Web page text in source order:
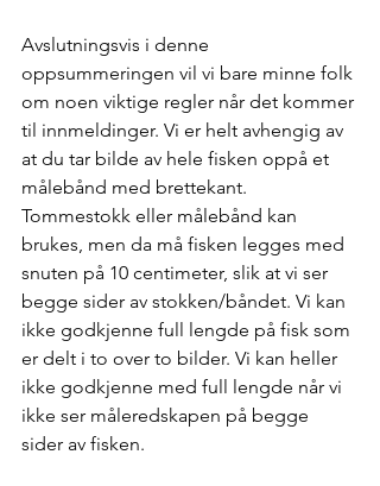
Avslutningsvis i denne
oppsummeringen vil vi bare minne folk
om noen viktige regler når det kommer
til innmeldinger. Vi er helt avhengig av
at du tar bilde av hele fisken oppå et
målebånd med brettekant.
Tommestokk eller målebånd kan
brukes, men da må fisken legges med
snuten på 10 centimeter, slik at vi ser
begge sider av stokken/båndet. Vi kan
ikke godkjenne full lengde på fisk som
er delt i to over to bilder. Vi kan heller
ikke godkjenne med full lengde når vi
ikke ser måleredskapen på begge
sider av fisken.